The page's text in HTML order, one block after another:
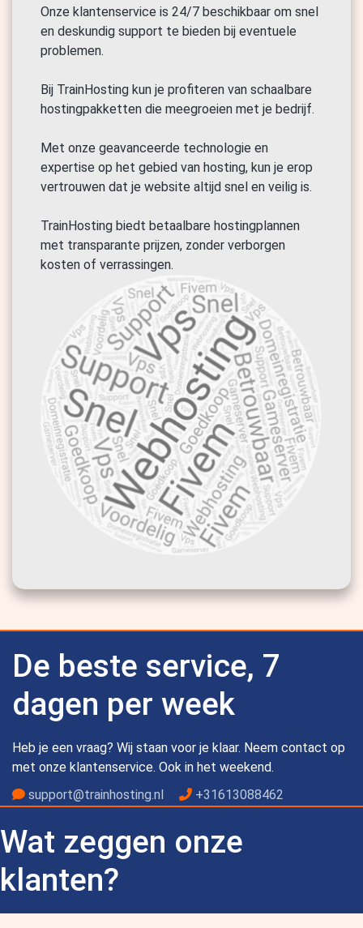
Onze klantenservice is 24/7 beschikbaar om snel
en deskundig support te bieden bij eventuele
problemen.
Bij TrainHosting kun je profiteren van schaalbare
hostingpakketten die meegroeien met je bedrijf.
Met onze geavanceerde technologie en
expertise op het gebied van hosting, kun je erop
vertrouwen dat je website altijd snel en veilig is.
TrainHosting biedt betaalbare hostingplannen
met transparante prijzen, zonder verborgen
kosten of verrassingen.
De beste service, 7
dagen per week
Heb je een vraag? Wij staan voor je klaar. Neem contact op
met onze klantenservice. Ook in het weekend.
support@trainhosting.nl
+31613088462
Wat zeggen onze
klanten?